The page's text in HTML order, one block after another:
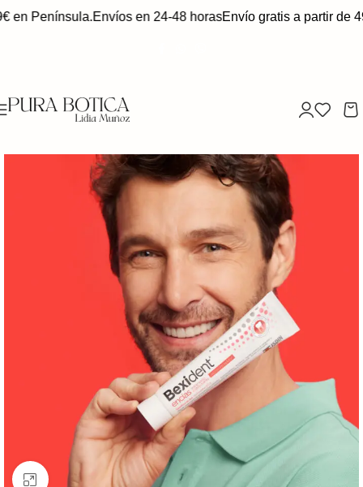
en Península.Envíos en 24-48 horasEnvío gratis a partir de
Clic para ampliar